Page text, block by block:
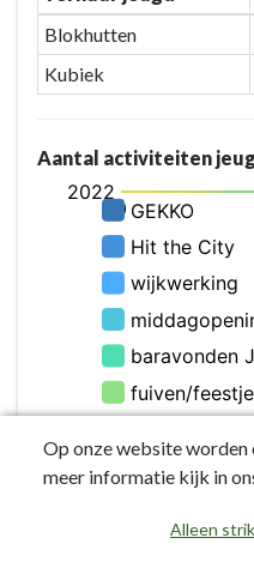
Blokhutten
Kubiek
Aantal activiteiten
jeugdactiviteit
Op onze website
meer informatie kijk in
Alleen